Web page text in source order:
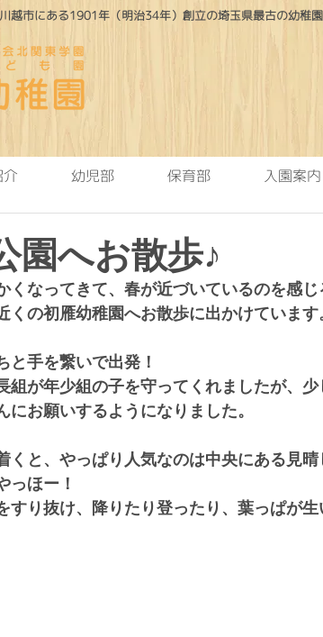
越市にある1901年（明治34年）創立の埼玉県最古の幼稚園
幼児部 保育部 入園案内
園へお散歩♪
くなってきて、春が近づいているのを感
くの初雁幼稚園へお散歩に出かけています
と手を繋いで出発！
組が年少組の子を守ってくれましたが、
にお願いするようになりました。
くと、やっぱり人気なのは中央にある見晴
っほー！
すり抜け、降りたり登ったり、葉っぱが